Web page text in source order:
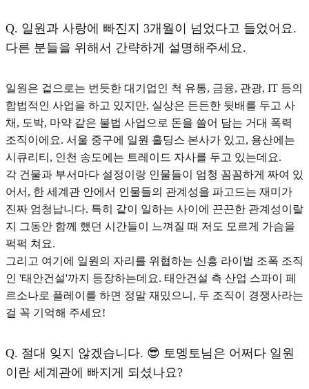
Q. 일원과 사랑에 빠진지 3개월이 넘었다고 들었어요.
다른 분들을 위해서 간략하게 설명해주세요.
일원은 겉으로는 번듯한 대기업인 척 유통, 금융, 관광, IT 등의
합법적인 사업을 하고 있지만, 실상은 든든한 뒷배를 두고 사
채, 도박, 마약 같은 불법 사업으로 돈을 쓸어 담는 거대 폭력
조직이에요. 서울 중구에 일원 홀딩스 본사가 있고, 용산에는
시큐리티, 인천 송도에는 트레이드 자사를 두고 있는데요.
각 건물과 부서마다 설정이랑 인물들이 엄청 꼼꼼하게 짜여 있
어서, 한 세계관 안에서 인물들의 관계성을 파고드는 재미가
진짜 엄청납니다. 특히 같이 일하는 사이에 끈끈한 관계성이랄
지 그동안 함께 했던 시간들이 느껴질 때 저도 모르게 가슴을
퍽퍽 쳐요.
그리고 여기에 일원의 자리를 위협하는 신흥 라이벌 조폭 조직
인 '태안건설'까지 등장하는데요. 태안건설 측 산업 스파이 페
르소나로 플레이를 하면 정말 재밌으니, 두 조직이 경쟁사라는
걸 꼭 기억해 주세요!
Q. 절대 잊지 않겠습니다. 😎 토멩토님은 어쩌다 일원
이란 세계관에 빠지게 되셨나요?